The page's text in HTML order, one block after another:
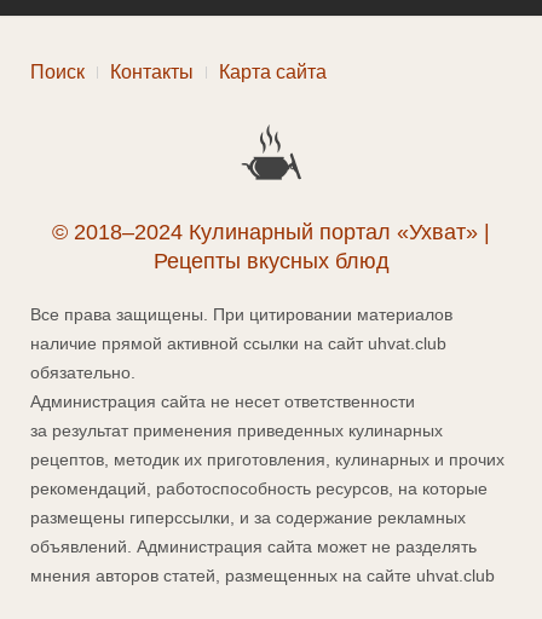
Поиск Контакты Карта сайта
© 2018–2024 Кулинарный портал «Ухват» |
Рецепты вкусных блюд
Все права защищены. При цитировании материалов
наличие прямой активной ссылки на сайт uhvat.club
обязательно.
Администрация сайта не несет ответственности
за результат применения приведенных кулинарных
рецептов, методик их приготовления, кулинарных и прочих
рекомендаций, работоспособность ресурсов, на которые
размещены гиперссылки, и за содержание рекламных
объявлений. Администрация сайта может не разделять
мнения авторов статей, размещенных на сайте uhvat.club